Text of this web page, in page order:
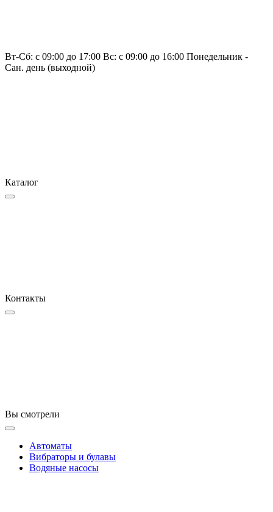
Вт-Сб: с 09:00 до 17:00 Вс: с 09:00 до 16:00 Понедельник -
Сан. день (выходной)
Каталог
Контакты
Вы смотрели
Автоматы
Вибраторы и булавы
Водяные насосы